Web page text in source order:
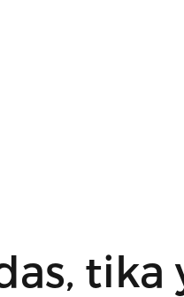
tika